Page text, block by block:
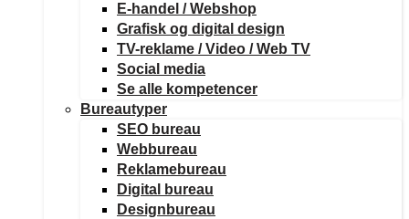
E-handel / Webshop
Grafisk og digital design
TV-reklame / Video / Web TV
Social media
Se alle kompetencer
Bureautyper
SEO bureau
Webbureau
Reklamebureau
Digital bureau
Designbureau